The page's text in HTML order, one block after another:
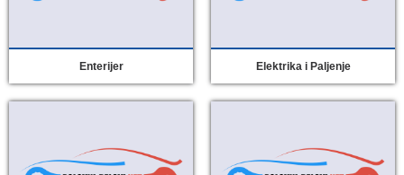
Enterijer Elektrika i Paljenje